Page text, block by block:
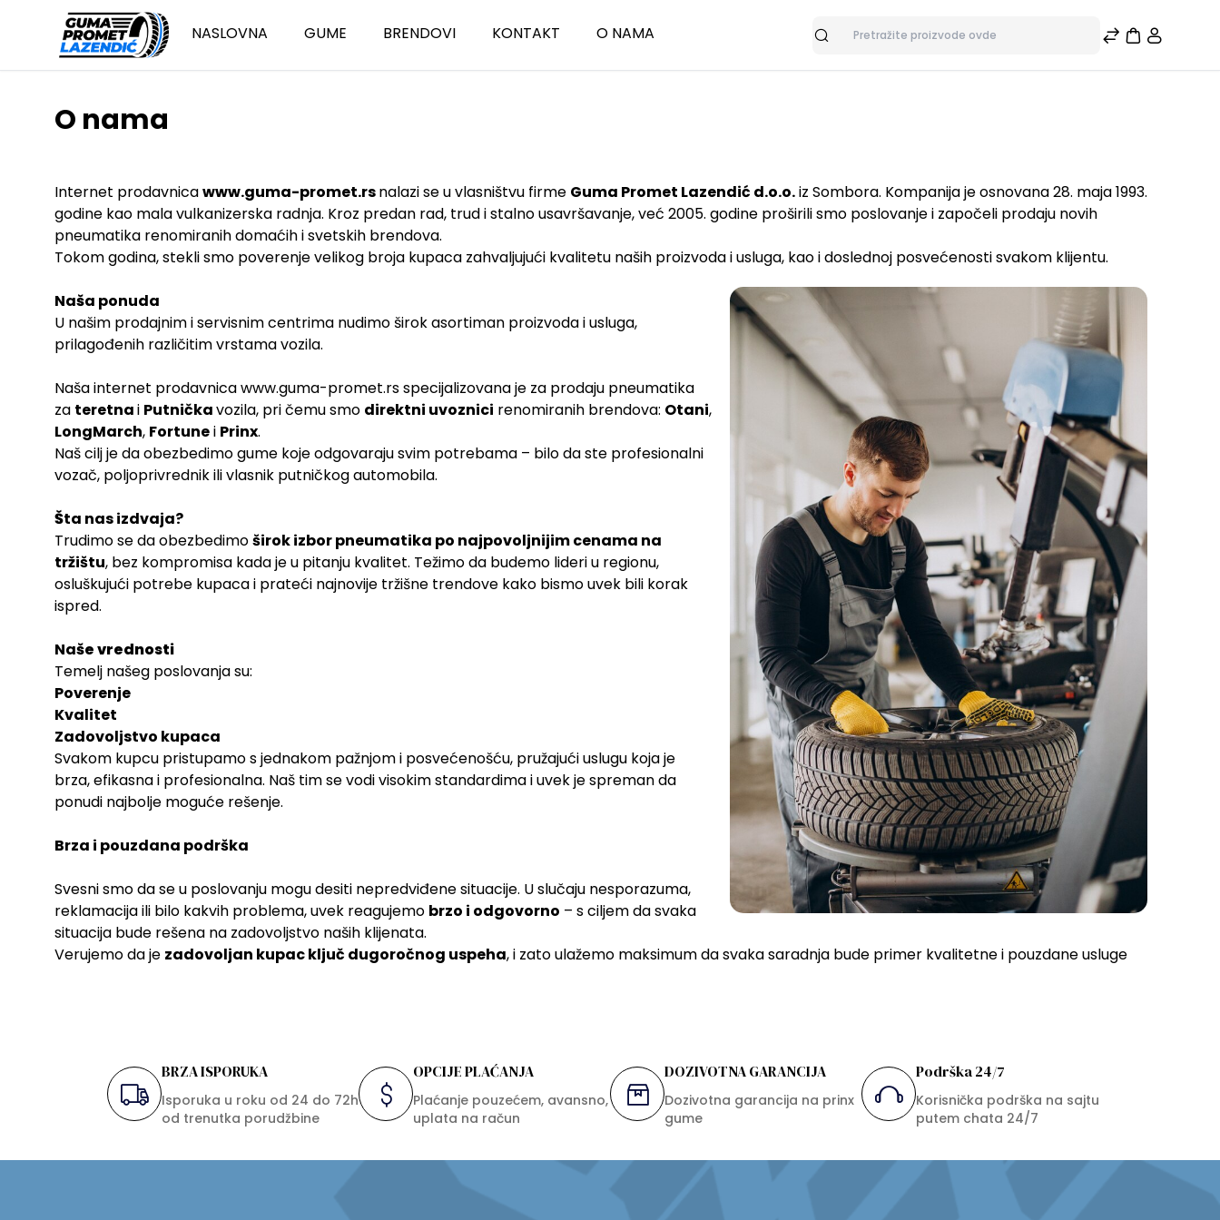
NASLOVNA GUME
Prikolica
Pogon
Upravljač
Sve sezone
Letnje
Letnje
BRENDOVI KONTAKT O NAMA
Pretraga
O nama
Internet prodavnicawww.guma-promet.rsnalazi se u vlasništvu firme Guma Promet Lazendić d.o.o.iz Sombora. Kompanija je osnovana 28. maja 1993.
godine kao mala vulkanizerska radnja. Kroz predan rad, trud i stalno usavršavanje, već 2005. godine proširili smo poslovanje i započeli prodaju novih
pneumatika renomiranih domaćih i svetskih brendova.
Tokom godina, stekli smo poverenje velikog broja kupaca zahvaljujući kvalitetu naših proizvoda i usluga, kao i doslednoj posvećenosti svakom klijentu.
Naša ponuda
U našim prodajnim i servisnim centrima nudimo širok asortiman proizvoda i usluga,
prilagođenih različitim vrstama vozila.
Naša internet prodavnicawww.guma-promet.rs specijalizovana je za prodaju pneumatika
za teretnai Putničkavozila, pri čemu smo direktni uvoznici renomiranih brendova: Otani,
LongMarch, Fortunei Prinx.
Naš cilj je da obezbedimo gume koje odgovaraju svim potrebama – bilo da ste profesionalni
vozač, poljoprivrednik ili vlasnik putničkog automobila.
Šta nas izdvaja?
Trudimo se da obezbedimoširok izbor pneumatika po najpovoljnijim cenama na
tržištu, bez kompromisa kada je u pitanju kvalitet. Težimo da budemo lideri u regionu,
osluškujući potrebe kupaca i prateći najnovije tržišne trendove kako bismo uvek bili korak
ispred.
Naše vrednosti
Temelj našeg poslovanja su:
Poverenje
Kvalitet
Zadovoljstvo kupaca
Svakom kupcu pristupamo s jednakom pažnjom i posvećenošću, pružajući uslugu koja je
brza, efikasna i profesionalna. Naš tim se vodi visokim standardima i uvek je spreman da
ponudi najbolje moguće rešenje.
Brza i pouzdana podrška
Svesni smo da se u poslovanju mogu desiti nepredviđene situacije. U slučaju nesporazuma,
reklamacija ili bilo kakvih problema, uvek reagujemo brzo i odgovorno – s ciljem da svaka
situacija bude rešena na zadovoljstvo naših klijenata.
Verujemo da je zadovoljan kupac ključ dugoročnog uspeha, i zato ulažemo maksimum da svaka saradnja bude primer kvalitetne i pouzdane usluge
BRZA ISPORUKA
Isporuka u roku od 24 do 72h
od trenutka porudžbine
OPCIJE PLAĆANJA
Plaćanje pouzećem, avansno,
uplata na račun
DOZIVOTNA GARANCIJA
Dozivotna garancija na prinx
gume
Podrška 24/7
Korisnička podrška na sajtu
putem chata 24/7